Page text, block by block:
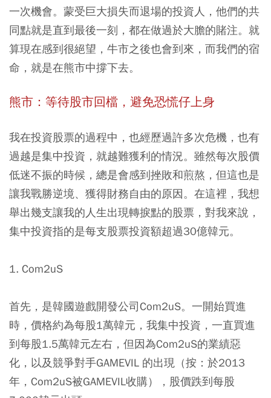
一次機會。 蒙受巨大損失而退場的投資人，他們的共
同點就是直到最後一刻，都在做過於大膽的賭注。 就
算現在感到很絕望，牛市之後也會到來，而我們的宿
命，就是在熊市中撐下去。
熊市：等待股市回檔，避免恐慌仔上身
我在投資股票的過程中，也經歷過許多次危機，也有
過越是集中投資，就越難獲利的情況。雖然每次股價
低迷不振的時候，總是會感到挫敗和煎熬，但這也是
讓我戰勝逆境、獲得財務自由的原因。在這裡，我想
舉出幾支讓我的人生出現轉捩點的股票，對我來說，
集中投資指的是每支股票投資額超過30億韓元。
1. Com2uS
首先，是韓國遊戲開發公司Com2uS。一開始買進
時，價格約為每股1萬韓元，我集中投資，一直買進
到每股1.5萬韓元左右，但因為Com2uS的業績惡
化，以及競爭對手GAMEVIL 的出現（按：於2013
年，Com2uS被GAMEVIL收購），股價跌到每股